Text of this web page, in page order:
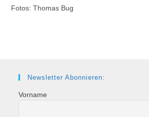
Fotos: Thomas Bug
Newsletter Abonnieren:
Vorname